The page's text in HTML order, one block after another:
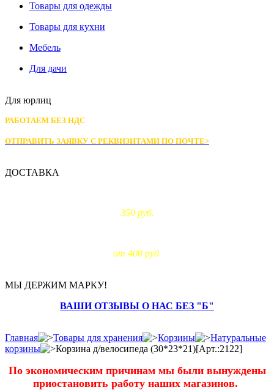
Товары для одежды
Товары для кухни
Мебель
Для дачи
Для юрлиц
РАБОТАЕМ БЕЗ НДС
ОТПРАВИТЬ ЗАЯВКУ С РЕКВИЗИТАМИ ПО ПОЧТЕ>
ДОСТАВКА
350 руб.
от 400 руб.
МЫ ДЕРЖИМ МАРКУ!
ВАШИ ОТЗЫВЫ О НАС БЕЗ "Б"
Главная Товары для хранения Корзины
Натуральные
корзины
Корзина д/велосипеда (30*23*21)[Арт.:2122]
По экономическим причинам мы были вынуждены
приостановить работу наших магазинов.